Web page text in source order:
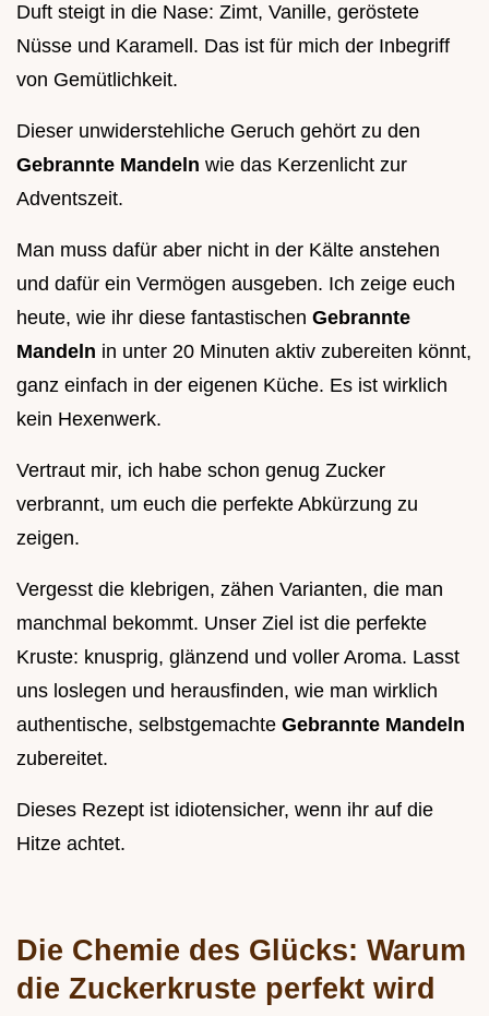
Duft steigt in die Nase: Zimt, Vanille, geröstete
Nüsse und Karamell. Das ist für mich der Inbegriff
von Gemütlichkeit.
Dieser unwiderstehliche Geruch gehört zu den
Gebrannte Mandeln wie das Kerzenlicht zur
Adventszeit.
Man muss dafür aber nicht in der Kälte anstehen
und dafür ein Vermögen ausgeben. Ich zeige euch
heute, wie ihr diese fantastischen Gebrannte
Mandeln in unter 20 Minuten aktiv zubereiten könnt,
ganz einfach in der eigenen Küche. Es ist wirklich
kein Hexenwerk.
Vertraut mir, ich habe schon genug Zucker
verbrannt, um euch die perfekte Abkürzung zu
zeigen.
Vergesst die klebrigen, zähen Varianten, die man
manchmal bekommt. Unser Ziel ist die perfekte
Kruste: knusprig, glänzend und voller Aroma. Lasst
uns loslegen und herausfinden, wie man wirklich
authentische, selbstgemachte Gebrannte Mandeln
zubereitet.
Dieses Rezept ist idiotensicher, wenn ihr auf die
Hitze achtet.
Die Chemie des Glücks: Warum
die Zuckerkruste perfekt wird